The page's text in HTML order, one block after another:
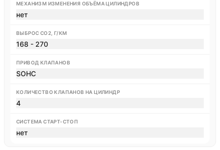
МЕХАНИЗМ ИЗМЕНЕНИЯ ОБЪЁМА ЦИЛИНДРОВ
нет
ВЫБРОС CO2, Г/КМ
168 - 270
ПРИВОД КЛАПАНОВ
SOHC
КОЛИЧЕСТВО КЛАПАНОВ НА ЦИЛИНДР
4
СИСТЕМА СТАРТ-СТОП
нет